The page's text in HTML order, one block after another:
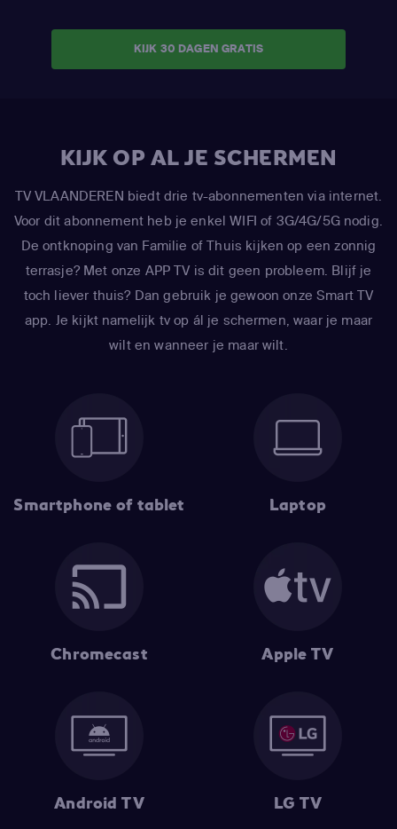
KIJK 30 DAGEN GRATIS
KIJK OP AL JE SCHERMEN
TV VLAANDEREN biedt drie tv-abonnementen via internet.
Voor dit abonnement heb je enkel WIFI of 3G/4G/5G nodig.
De ontknoping van Familie of Thuis kijken op een zonnig
terrasje? Met onze APP TV is dit geen probleem. Blijf je
toch liever thuis? Dan gebruik je gewoon onze Smart TV
app. Je kijkt namelijk tv op ál je schermen, waar je maar
wilt en wanneer je maar wilt.
Smartphone of tablet Laptop
Chromecast Apple TV
Android TV LG TV